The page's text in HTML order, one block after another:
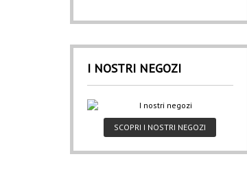
I NOSTRI NEGOZI
SCOPRI I NOSTRI NEGOZI